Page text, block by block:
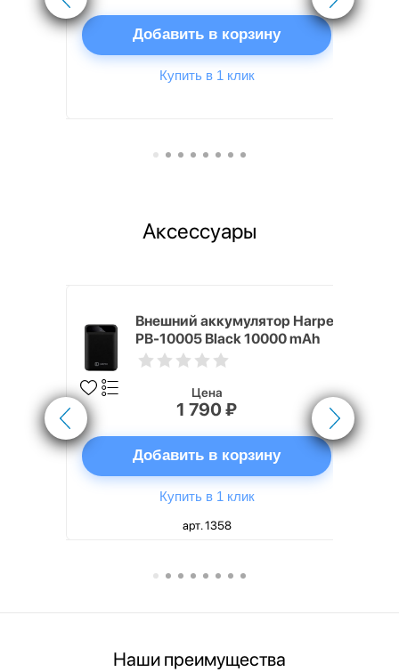
Добавить в корзину
Купить в 1 клик
Аксессуары
Внешний аккумулятор Harper
PB-10005 Black 10000 mAh
Цена
1 790 ₽
Добавить в корзину
Купить в 1 клик
арт. 1358
Наши преимущества